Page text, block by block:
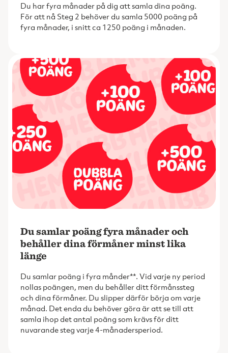
Du har fyra månader på dig att samla dina poäng.
För att nå Steg 2 behöver du samla 5000 poäng på
fyra månader, i snitt ca 1250 poäng i månaden.
Du samlar poäng fyra månader och
behåller dina förmåner minst lika
länge
Du samlar poäng i fyra månder**. Vid varje ny period
nollas poängen, men du behåller ditt förmånssteg
och dina förmåner. Du slipper därför börja om varje
månad. Det enda du behöver göra är att se till att
samla ihop det antal poäng som krävs för ditt
nuvarande steg varje 4-månadersperiod.